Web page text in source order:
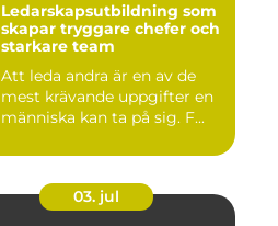
Ledarskapsutbildning som
skapar tryggare chefer och
starkare team
Att leda andra är en av de
mest krävande uppgifter en
människa kan ta på sig. F...
03. jul